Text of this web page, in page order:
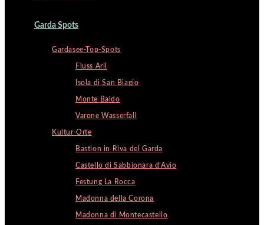
Garda Spots
Gardasee-Top-Spots
Fluss Aril
Isola di San Biagio
Monte Baldo
Varone Wasserfall
Kultur-Orte
Bastion in Riva del Garda
Castello di Sabbionara d’Avio
Festung La Rocca
Madonna della Corona
Madonna di Montecastello